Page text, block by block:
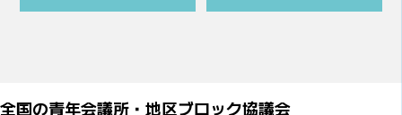
全国の青年会議所・地区ブロック協議会